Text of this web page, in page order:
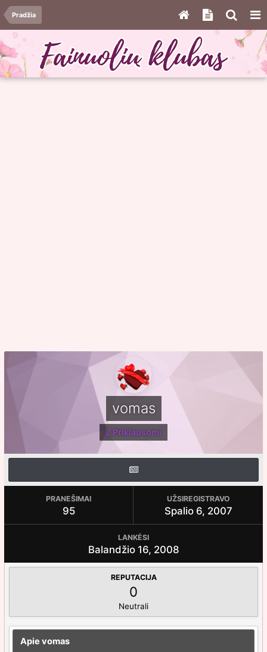
Pradžia
vomas
Priklausomi
PRANEŠIMAI
95
UŽSIREGISTRAVO
Spalio 6, 2007
LANKĖSI
Balandžio 16, 2008
REPUTACIJA
0
Neutrali
Apie vomas